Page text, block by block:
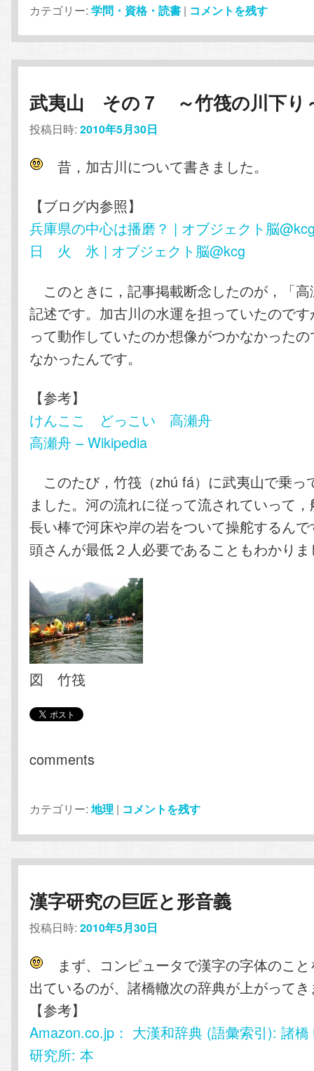
カテゴリー: 学問・資格・読書 | コメントを残す
武夷山 その７ ～竹筏の川下り
投稿日時:2010年5月30日
昔，加古川について書きました。
【ブログ内参照】
兵庫県の中心は播磨？ | オブジェクト脳
日 火 氷 | オブジェクト脳@kcg
このときに，記事掲載断念したのが，「
記述です。加古川の水運を担っていたので
って動作していたのか想像がつかなかった
なかったんです。
【参考】
けんここ どっこい 高瀬舟
高瀬舟 – Wikipedia
このたび，竹筏（zhú fá）に武夷山で乗っ
ました。河の流れに従って流されていって
長い棒で河床や岸の岩をついて操舵するん
頭さんが最低２人必要であることもわかり
図 竹筏
comments
カテゴリー: 地理 | コメントを残す
漢字研究の巨匠と形音義
投稿日時:2010年5月30日
まず、コンピュータで漢字の字体のこ
出ているのが、諸橋轍次の辞典が上がって
【参考】
Amazon.co.jp： 大漢和辞典 (語彙索引): 諸
研究所: 本